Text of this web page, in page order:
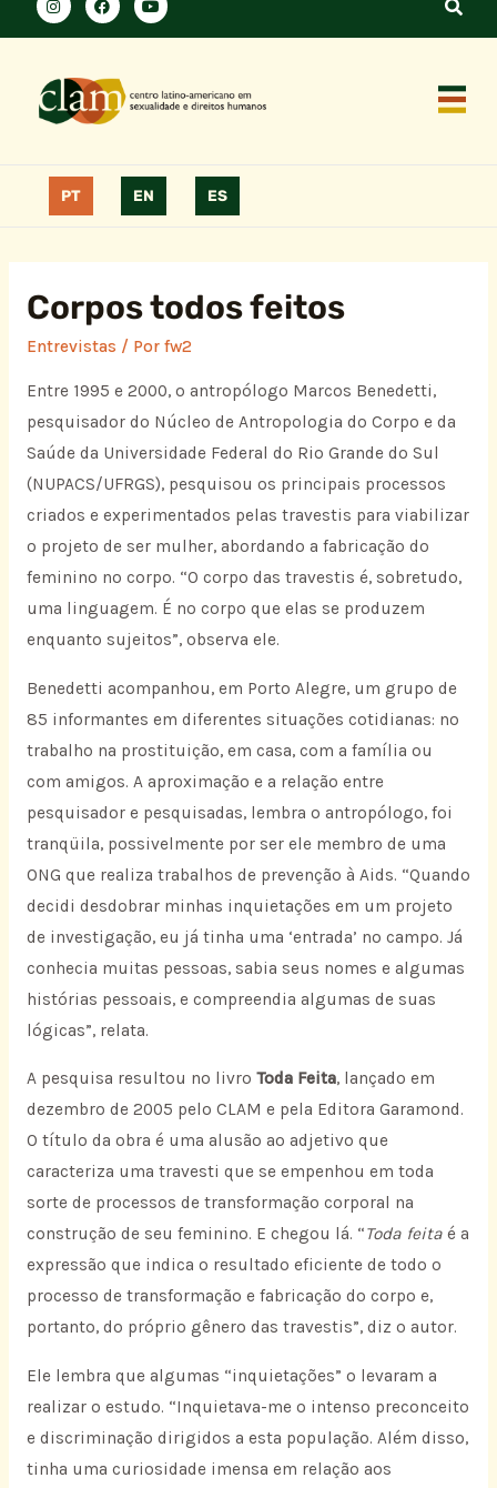
PT EN ES
Corpos todos feitos
Entrevistas / Por fw2
Entre 1995 e 2000, o antropólogo Marcos Benedetti,
pesquisador do Núcleo de Antropologia do Corpo e da
Saúde da Universidade Federal do Rio Grande do Sul
(NUPACS/UFRGS), pesquisou os principais processos
criados e experimentados pelas travestis para viabilizar
o projeto de ser mulher, abordando a fabricação do
feminino no corpo. “O corpo das travestis é, sobretudo,
uma linguagem. É no corpo que elas se produzem
enquanto sujeitos”, observa ele.
Benedetti acompanhou, em Porto Alegre, um grupo de
85 informantes em diferentes situações cotidianas: no
trabalho na prostituição, em casa, com a família ou
com amigos. A aproximação e a relação entre
pesquisador e pesquisadas, lembra o antropólogo, foi
tranqüila, possivelmente por ser ele membro de uma
ONG que realiza trabalhos de prevenção à Aids. “Quando
decidi desdobrar minhas inquietações em um projeto
de investigação, eu já tinha uma ‘entrada’ no campo. Já
conhecia muitas pessoas, sabia seus nomes e algumas
histórias pessoais, e compreendia algumas de suas
lógicas”, relata.
A pesquisa resultou no livro Toda Feita, lançado em
dezembro de 2005 pelo CLAM e pela Editora Garamond.
O título da obra é uma alusão ao adjetivo que
caracteriza uma travesti que se empenhou em toda
sorte de processos de transformação corporal na
construção de seu feminino. E chegou lá. “Toda feitaé a
expressão que indica o resultado eficiente de todo o
processo de transformação e fabricação do corpo e,
portanto, do próprio gênero das travestis”, diz o autor.
Ele lembra que algumas “inquietações” o levaram a
realizar o estudo. “Inquietava-me o intenso preconceito
e discriminação dirigidos a esta população. Além disso,
tinha uma curiosidade imensa em relação aos